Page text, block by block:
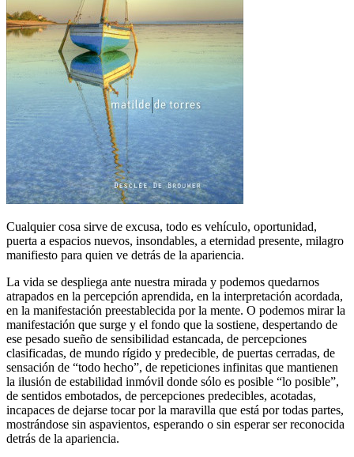
Cualquier cosa sirve de excusa, todo es vehículo, oportunidad,
puerta a espacios nuevos, insondables, a eternidad presente, milagro
manifiesto para quien ve detrás de la apariencia.
La vida se despliega ante nuestra mirada y podemos quedarnos
atrapados en la percepción aprendida, en la interpretación acordada,
en la manifestación preestablecida por la mente. O podemos mirar la
manifestación que surge y el fondo que la sostiene, despertando de
ese pesado sueño de sensibilidad estancada, de percepciones
clasificadas, de mundo rígido y predecible, de puertas cerradas, de
sensación de “todo hecho”, de repeticiones infinitas que mantienen
la ilusión de estabilidad inmóvil donde sólo es posible “lo posible”,
de sentidos embotados, de percepciones predecibles, acotadas,
incapaces de dejarse tocar por la maravilla que está por todas partes,
mostrándose sin aspavientos, esperando o sin esperar ser reconocida
detrás de la apariencia.